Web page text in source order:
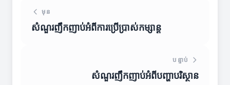
មុន
សំណួរញឹកញាប់អំពីការប្រើប្រាស់កម្សាន្ត
បន្ទាប់
សំណួរញឹកញាប់អំពីបញ្ហាបរិស្ថាន